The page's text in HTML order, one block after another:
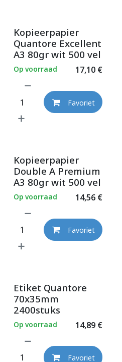
Kopieerpapier
Quantore Excellent
A3 80gr wit 500 vel
17,10€
Op voorraad
Favoriet
Kopieerpapier
Double A Premium
A3 80gr wit 500 vel
14,56€
Op voorraad
Favoriet
Etiket Quantore
70x35mm
2400stuks
14,89€
Op voorraad
Favoriet